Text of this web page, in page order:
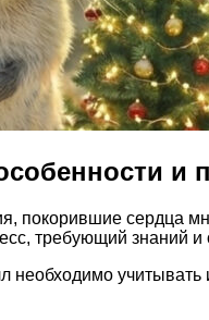
и
покорившие сердца
требующий знаний
учитывать